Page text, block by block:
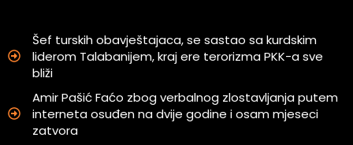
Šef turskih obavještajaca, se sastao sa kurdskim
liderom Talabanijem, kraj ere terorizma PKK-a sve
bliži
Amir Pašić Faćo zbog verbalnog zlostavljanja putem
interneta osuđen na dvije godine i osam mjeseci
zatvora